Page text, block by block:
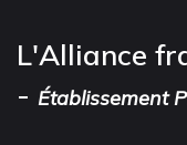
L'Alliance
- Établissement